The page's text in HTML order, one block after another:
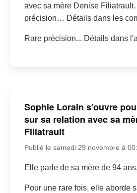
avec sa mère Denise
précision… Détails dans les
Rare précision... Détails dans
Sophie Lorain s’ouvre
sur sa relation avec sa
Filiatrault
Publié le samedi 29 novembre à
Elle parle de sa mère de 94 ans.
Pour une rare fois, elle aborde